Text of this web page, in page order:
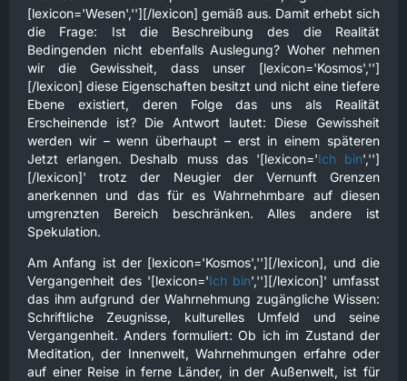
[lexicon='Wesen',''][/lexicon] gemäß aus. Damit erhebt sich
die Frage: Ist die Beschreibung des die Realität
Bedingenden nicht ebenfalls Auslegung? Woher nehmen
wir die Gewissheit, dass unser [lexicon='Kosmos','']
[/lexicon] diese Eigenschaften besitzt und nicht eine tiefere
Ebene existiert, deren Folge das uns als Realität
Erscheinende ist? Die Antwort lautet: Diese Gewissheit
werden wir – wenn überhaupt – erst in einem späteren
Jetzt erlangen. Deshalb muss das '[lexicon='Ich bin','']
[/lexicon]' trotz der Neugier der Vernunft Grenzen
anerkennen und das für es Wahrnehmbare auf diesen
umgrenzten Bereich beschränken. Alles andere ist
Spekulation.
Am Anfang ist der [lexicon='Kosmos',''][/lexicon], und die
Vergangenheit des '[lexicon='Ich bin',''][/lexicon]' umfasst
das ihm aufgrund der Wahrnehmung zugängliche Wissen:
Schriftliche Zeugnisse, kulturelles Umfeld und seine
Vergangenheit. Anders formuliert: Ob ich im Zustand der
Meditation, der Innenwelt, Wahrnehmungen erfahre oder
auf einer Reise in ferne Länder, in der Außenwelt, ist für